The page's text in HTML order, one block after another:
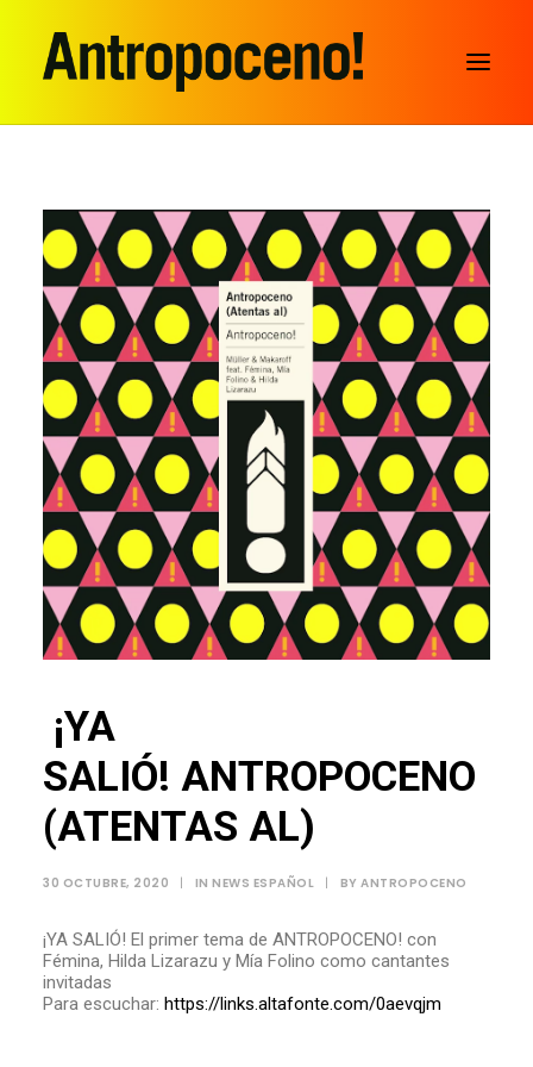
¡YA
SALIÓ! ANTROPOCENO
(ATENTAS AL)
30 OCTUBRE, 2020 | IN NEWS ESPAÑOL | BY ANTROPOCENO
¡YA SALIÓ! El primer tema de ANTROPOCENO! con
Fémina, Hilda Lizarazu y Mía Folino como cantantes
invitadas
Para escuchar: https://links.altafonte.com/0aevqjm